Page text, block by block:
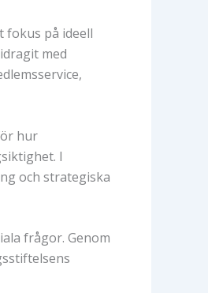
fokus på ideell
med
hur
I
och strategiska
frågor. Genom